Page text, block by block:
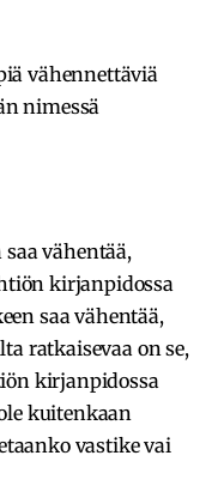
vähennettäviä
nimessä
vähentää,
kirjanpidossa
saa vähentää,
ratkaisevaa on se,
kirjanpidossa
kuitenkaan
vastike vai